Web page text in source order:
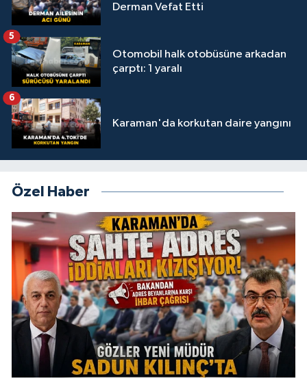
Derman Vefat Etti
Otomobil halk otobüsüne arkadan
çarptı: 1 yaralı
5
Karaman'da korkutan daire yangını
6
Özel Haber